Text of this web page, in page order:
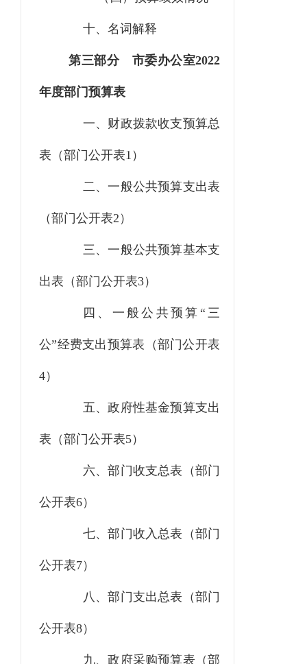
十、名词解释
第三部分 市委办公室2022
年度部门预算表
一、财政拨款收支预算总
表（部门公开表1）
二、一般公共预算支出表
（部门公开表2）
三、一般公共预算基本支
出表（部门公开表3）
四、一般公共预算“三
公”经费支出预算表（部门公开表
4）
五、政府性基金预算支出
表（部门公开表5）
六、部门收支总表（部门
公开表6）
七、部门收入总表（部门
公开表7）
八、部门支出总表（部门
公开表8）
九、政府采购预算表（部